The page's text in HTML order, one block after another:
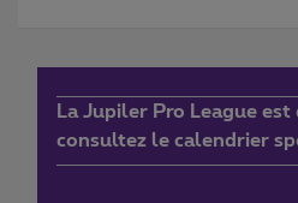
La Jupiler Pro League
consultez le calendrier